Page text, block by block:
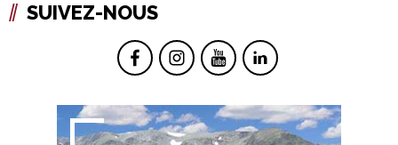
SUIVEZ-NOUS